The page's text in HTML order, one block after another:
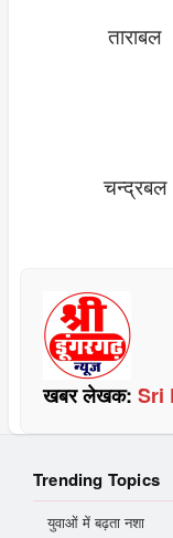
ताराबल
चन्द्रबल
खबर लेखक: Sri
Trending Topics
युवाओं में बढ़ता नशा